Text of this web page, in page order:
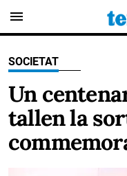
menu
SOCIETAT
Un
tallen la